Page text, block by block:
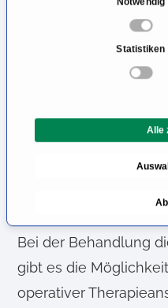
s
a
u
w
Statistiken
Alle
zeichnet
unwillkürlichen
körperlicher
UnterGrad 3
Harninkontinenz
ohne Belastung
Was tun bei
Bei der Behandlung
gibt es die
operativer